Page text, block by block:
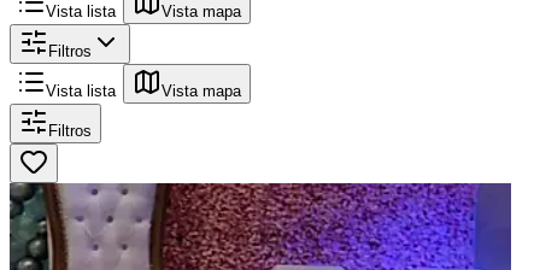
Vista lista Vista mapa
Filtros
Vista lista Vista mapa
Filtros